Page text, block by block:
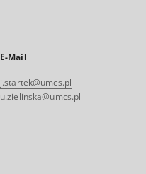
E-Mail
j.startek@umcs.pl
u.zielinska@umcs.pl